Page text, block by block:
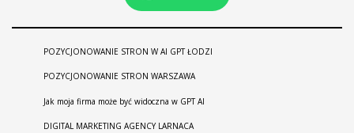
POZYCJONOWANIE STRON W AI GPT ŁODZI
POZYCJONOWANIE STRON WARSZAWA
Jak moja firma może być widoczna w GPT AI
DIGITAL MARKETING AGENCY LARNACA